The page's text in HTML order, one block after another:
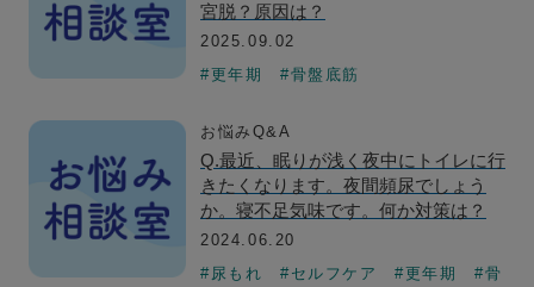
宮脱？原因は？
2025.09.02
#更年期
#骨盤底筋
お悩みQ&A
Q.最近、眠りが浅く夜中にトイレに行
きたくなります。夜間頻尿でしょう
か。寝不足気味です。何か対策は？
2024.06.20
#尿もれ
#セルフケア #更年期
#骨